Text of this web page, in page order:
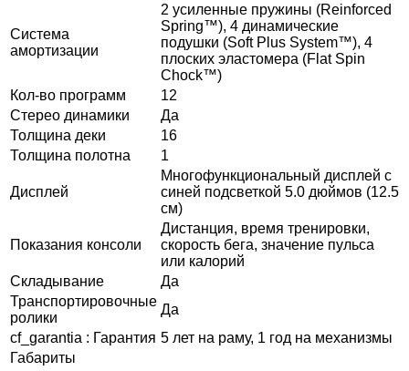
Система
амортизации
2 усиленные пружины (Reinforced
Spring™), 4 динамические
подушки (Soft Plus System™), 4
плоских эластомера (Flat Spin
Chock™)
Кол-во программ
12
Стерео динамики
Да
Толщина деки
16
Толщина полотна
1
Дисплей
Многофункциональный дисплей с
синей подсветкой 5.0 дюймов (12.5
см)
Показания консоли
Дистанция, время тренировки,
скорость бега, значение пульса
или калорий
Складывание
Да
Транспортировочные
ролики
Да
cf_garantia : Гарантия 5 лет на раму, 1 год на механизмы
Габариты